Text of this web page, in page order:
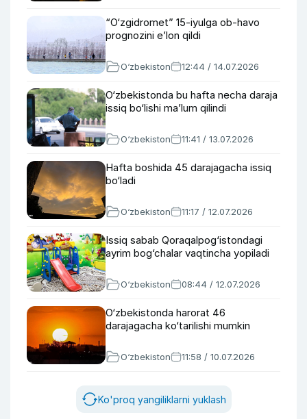
“O‘zgidromet” 15-iyulga ob-havo
prognozini e’lon qildi
O‘zbekiston 12:44 / 14.07.2026
O‘zbekistonda bu hafta necha daraja
issiq bo‘lishi ma’lum qilindi
O‘zbekiston 11:41 / 13.07.2026
Hafta boshida 45 darajagacha issiq
bo‘ladi
O‘zbekiston 11:17 / 12.07.2026
Issiq sabab Qoraqalpog‘istondagi
ayrim bog‘chalar vaqtincha yopiladi
O‘zbekiston 08:44 / 12.07.2026
O‘zbekistonda harorat 46
darajagacha ko‘tarilishi mumkin
O‘zbekiston 11:58 / 10.07.2026
Ko'proq yangiliklarni yuklash